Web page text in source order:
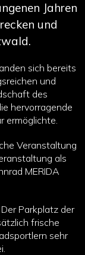
Jahren
und
sich bereits
und
des
hervorragende
ermöglichte.
Veranstaltung
als
MERIDA
Parkplatz der
frische
sehr